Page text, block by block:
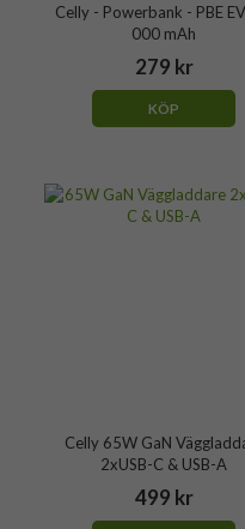
Celly - Powerbank - PBE
000 mAh
279 kr
KÖP
Celly 65W GaN
2xUSB-C & USB-A
499 kr